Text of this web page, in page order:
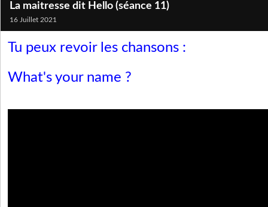
La maitresse dit Hello (séance 11)
16 Juillet 2021
Tu peux revoir les chansons :
What's your name ?